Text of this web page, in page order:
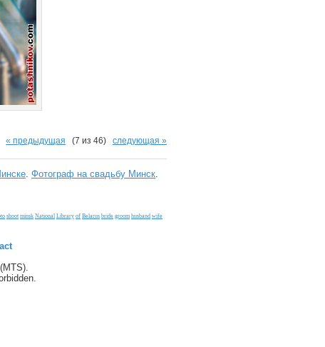
« предыдущая (7 из 46) следующая »
Фотограф на свадьбу Минск
shoot minsk National Library of Belarus bride groom husband wife